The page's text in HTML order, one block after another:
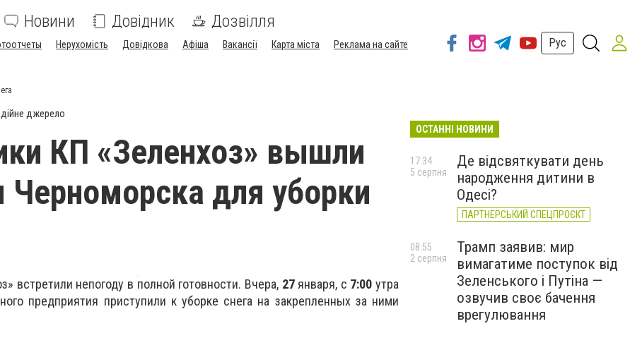
Новини Довідник Дозвілля
Нерухомість Довідкова Афіша Вакансії Карта міста
Реклама на сайте
Рус
джерело
КП «Зеленхоз» вышли
Черноморска для уборки
встретили непогоду в полной готовности. Вчера, 27января, с 7:00 утра
предприятия приступили к уборке снега на закрепленных за ними
ОСТАННІ НОВИНИ
Де відсвяткувати день
народження дитини в
Одесі?
ПАРТНЕРСЬКИЙ СПЕЦПРОЄКТ
17:34
5 серпня
Трамп заявив: мир
вимагатиме поступок від
Зеленського і Путіна —
озвучив своє бачення
врегулювання
08:55
2 серпня